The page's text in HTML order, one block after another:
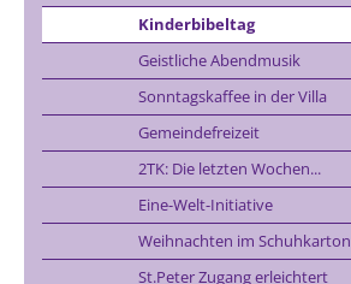
Kinderbibeltag
Geistliche Abendmusik
Sonntagskaffee in der Villa
Gemeindefreizeit
2TK: Die letzten Wochen...
Eine-Welt-Initiative
Weihnachten im Schuhkarton
St.Peter Zugang erleichtert